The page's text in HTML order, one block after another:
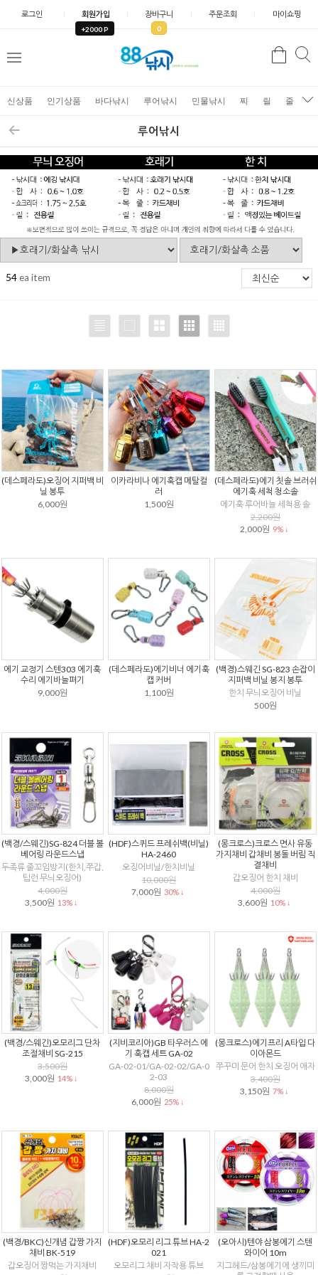
로그인 회원가입
+2000 P
장바구니
0
주문조회 마이쇼핑
검
신상품 인기상품 바다낚시 루어낚시 민물낚시 찌 릴 줄
루어낚시
54ea item
(데스페라도)오징어 지퍼백 비
닐 봉투
6,000원
이카라비나 에기훅캡 메탈컬
러
1,500원
(데스페라도)에기 칫솔 브러쉬
에기훅 세척 청소솔
에기훅 루어바늘 세척용 솔
2,200원
2,000원 9% ↓
에기 교정기 스텐303 에기훅
수리 에기바늘펴기
9,000원
(데스페라도)에기비너 에기훅
캡 커버
1,100원
(백경)스웨긴 SG-823 손잡이
지퍼백 비닐 봉지 봉투
한치 무늬오징어 비닐
500원
(백경/스웨긴)SG-824 더블 볼
베어링 라운드스냅
두족류 줄꼬임방지(한치,쭈갑,
팁런 무늬오징어)
4,000원
3,500원 13% ↓
(HDF)스퀴드 프레쉬백(비닐)
HA-2460
오징어비닐/한치비닐
10,000원
7,000원 30% ↓
(몽크로스)크로스 면사 유동
가지채비 갑채비 봉돌 버림 직
결채비
갑오징어 한치 채비
4,000원
3,600원 10% ↓
(백경/스웨긴)오모리그 단차
조절채비 SG-215
3,500원
3,000원 14% ↓
(지비코리아)GB 타우러스 에
기 훅캡 세트 GA-02
GA-02-01/GA-02-02/GA-0
2-03
8,000원
6,000원 25% ↓
(몽크로스)에기프리 A타입 다
이아몬드
쭈꾸미 문어 한치 오징어 애자
3,400원
3,150원 7% ↓
(백경/BKC)신개념 갑짱 가지
채비 BK-519
갑오징어 짱먹는 가지채비
(HDF)오모리 리그 튜브 HA-2
021
오모리그 채비 자작용 튜브
(오아시)텐야 삼봉에기 스텐
와이어 10m
지그헤드/삼봉에기에 생끼미